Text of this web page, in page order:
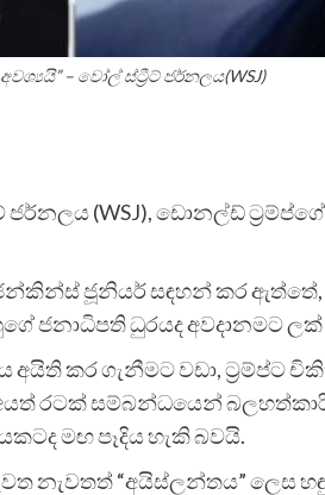
– වෝල් ස්ට්‍රීට් ජර්නලය(WSJ)
(WSJ), ඩොනල්ඩ්
ජූනියර් සඳහන් කර ඇත්තේ,
ජනාධිපති ධුරයද අවදානමට
කර ගැනීමට වඩා, ට්‍රම්ප්ට
රටක් සම්බන්ධයෙන් බලහත්කාරී
මඟ පෑදිය හැකි බවයි.
නැවතත් “අයිස්ලන්තය” ලෙස